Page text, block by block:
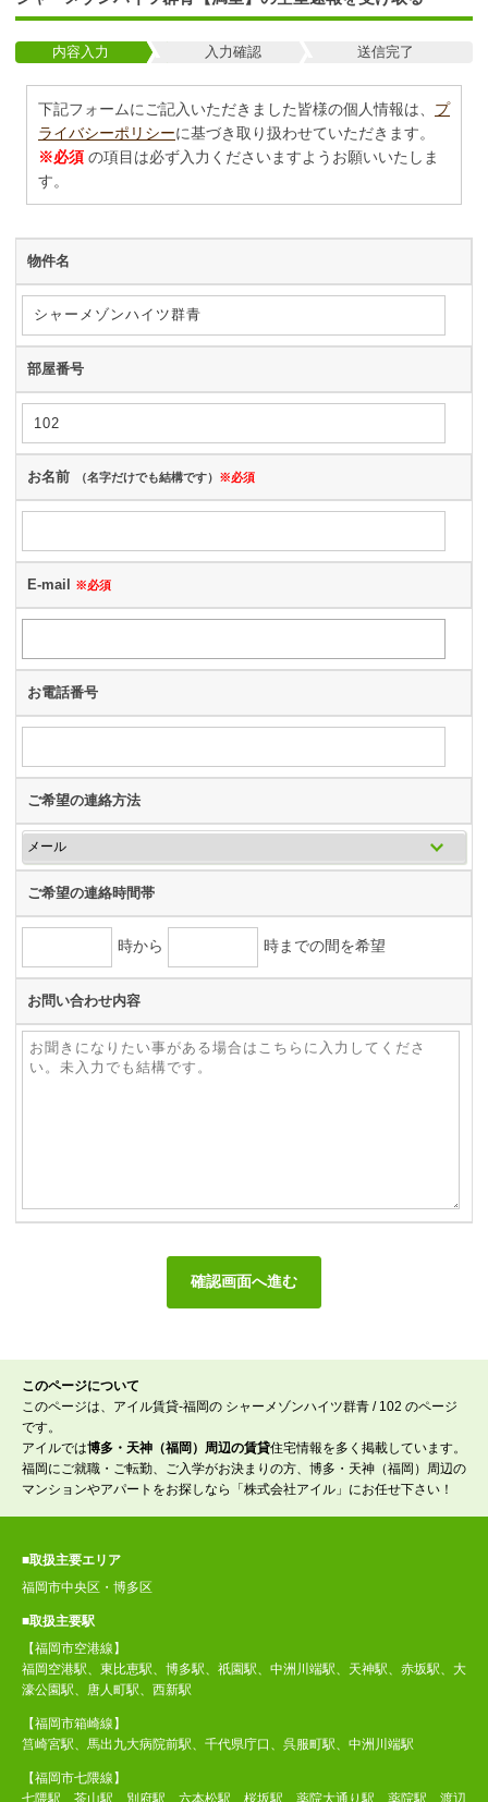
内容入力 入力確認 送信完了
下記フォームにご記入いただきました皆様の個人情報は、 プ
ライバシーポリシーに基づき取り扱わせていただきます。
※必須 の項目は必ず入力くださいますようお願いいたしま
す。
物件名
部屋番号
お名前 （名字だけでも結構です） ※必須
E-mail ※必須
お電話番号
ご希望の連絡方法
ご希望の連絡時間帯
時から 時までの間を希望
お問い合わせ内容
このページについて
このページは、アイル賃貸-福岡の シャーメゾンハイツ群青 / 102 のページ
です。
アイルでは博多・天神（福岡）周辺の賃貸住宅情報を多く掲載しています。
福岡にご就職・ご転勤、ご入学がお決まりの方、博多・天神（福岡）周辺の
マンションやアパートをお探しなら「株式会社アイル」にお任せ下さい！
■取扱主要エリア
福岡市中央区・博多区
■取扱主要駅
【福岡市空港線】
福岡空港駅、東比恵駅、博多駅、祇園駅、中洲川端駅、天神駅、赤坂駅、大
濠公園駅、唐人町駅、西新駅
【福岡市箱崎線】
筥崎宮駅、馬出九大病院前駅、千代県庁口、呉服町駅、中洲川端駅
【福岡市七隈線】
七隈駅、茶山駅、別府駅、六本松駅、桜坂駅、薬院大通り駅、薬院駅、渡辺